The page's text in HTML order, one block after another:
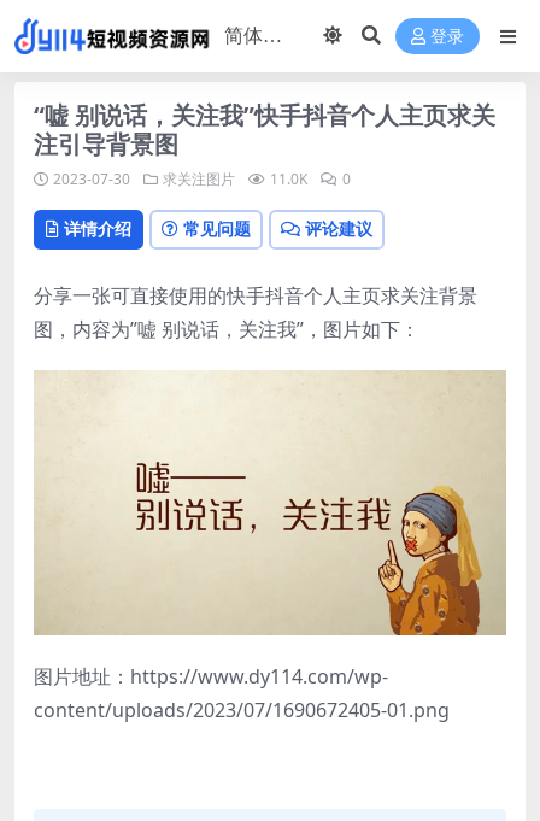
登录
“嘘 别说话，关注我”快手抖音个人主页求关
注引导背景图
2023-07-30 求关注图片 11.0K 0
详情介绍 常见问题 评论建议
分享一张可直接使用的快手抖音个人主页求关注背景
图，内容为”嘘 别说话，关注我”，图片如下：
图片地址：https://www.dy114.com/wp-
content/uploads/2023/07/1690672405-01.png